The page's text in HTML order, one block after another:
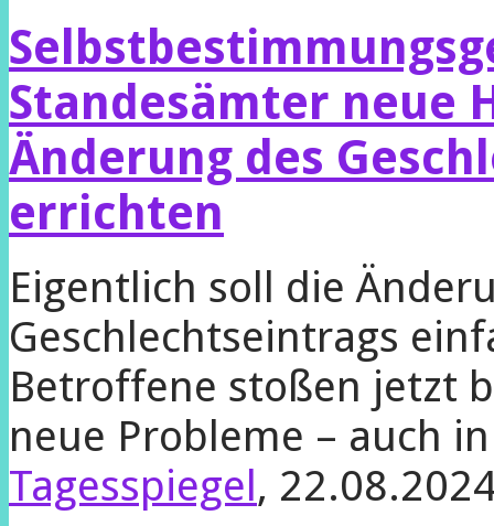
Standesämter neue
Änderung des
errichten
Eigentlich soll die
Geschlechtseintrags
Betroffene stoßen jetzt
neue Probleme – auch
Tagesspiegel,